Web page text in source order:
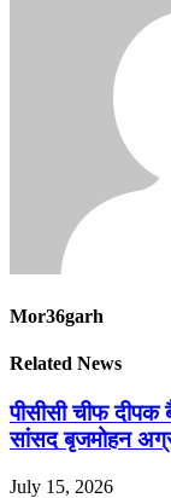
Mor36garh
Related News
पीसीसी चीफ दीपक
सांसद बृजमोहन
July 15, 2026